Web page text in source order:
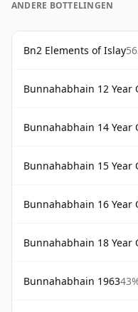
ANDERE BOTTELINGEN
Bn2 Elements of Islay
Bunnahabhain 12 Year
Bunnahabhain 14 Year
Bunnahabhain 15 Year Old An Cuan
Bunnahabhain 16 Year
Bunnahabhain 18 Year
Bunnahabhain 1963